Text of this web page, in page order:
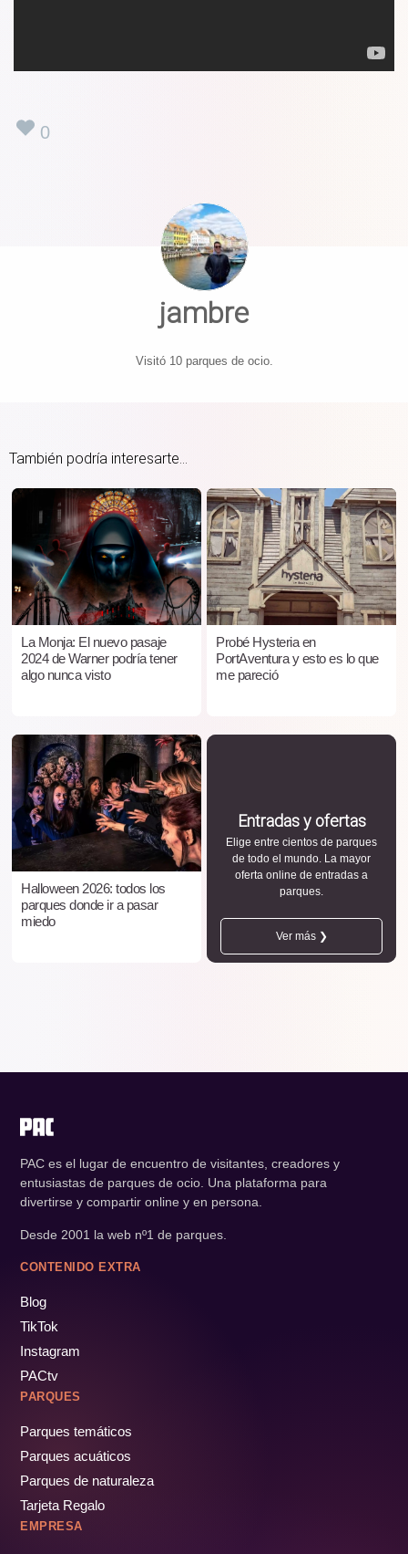
0
jambre
Visitó 10 parques de ocio.
También podría interesarte...
La Monja: El nuevo pasaje
2024 de Warner podría tener
algo nunca visto
Probé Hysteria en
PortAventura y esto es lo que
me pareció
Halloween 2026: todos los
parques donde ir a pasar
miedo
Entradas y ofertas
Elige entre cientos de parques
de todo el mundo. La mayor
oferta online de entradas a
parques.
Ver más ❯
PAC es el lugar de encuentro de visitantes, creadores y
entusiastas de parques de ocio. Una plataforma para
divertirse y compartir online y en persona.
Desde 2001 la web nº1 de parques.
CONTENIDO EXTRA
Blog
TikTok
Instagram
PACtv
PARQUES
Parques temáticos
Parques acuáticos
Parques de naturaleza
Tarjeta Regalo
EMPRESA